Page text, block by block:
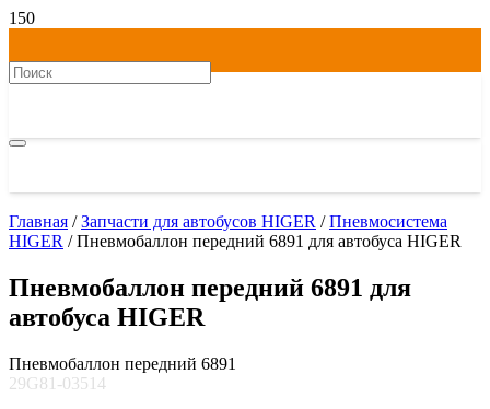
Главная /Запчасти для автобусов HIGER /Пневмосистема
HIGER / Пневмобаллон передний 6891 для автобуса HIGER
Пневмобаллон передний 6891 для
автобуса HIGER
Пневмобаллон передний 6891
29G81-03514